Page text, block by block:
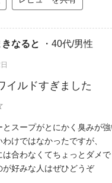
なると ・40代/男性
イルドすぎました
スープがとにかく臭みが強
けではなかったですが、
合わなくてちょっとダメで
が好みな人はぜひどうぞ